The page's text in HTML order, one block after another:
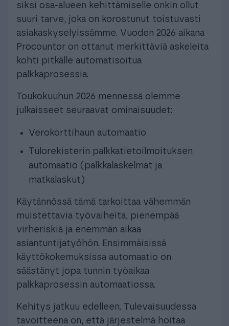
siksi osa-alueen kehittämiselle onkin ollut
suuri tarve, joka on korostunut toistuvasti
asiakaskyselyissämme. Vuoden 2026 aikana
Procountor on ottanut merkittäviä askeleita
kohti pitkälle automatisoitua
palkkaprosessia.
Toukokuuhun 2026 mennessä olemme
julkaisseet seuraavat ominaisuudet:
Verokorttihaun automaatio
Tulorekisterin palkkatietoilmoituksen
automaatio (palkkalaskelmat ja
matkalaskut)
Käytännössä tämä tarkoittaa vähemmän
muistettavia työvaiheita, pienempää
virheriskiä ja enemmän aikaa
asiantuntijatyöhön. Ensimmäisissä
käyttökokemuksissa automaatio on
säästänyt jopa tunnin työaikaa
palkkaprosessin automaatiossa.
Kehitys jatkuu edelleen. Tulevaisuudessa
tavoitteena on, että järjestelmä hoitaa